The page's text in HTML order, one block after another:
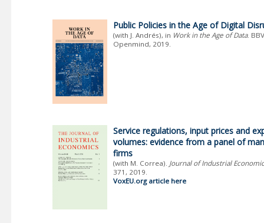
Public Policies in the Age of Digital
(with J. Andrés), in Work in the Age of Data.
Openmind, 2019.
Service regulations, input prices and
volumes: evidence from a panel of
firms
(with M. Correa). Journal of Industrial
371, 2019.
VoxEU.org article here